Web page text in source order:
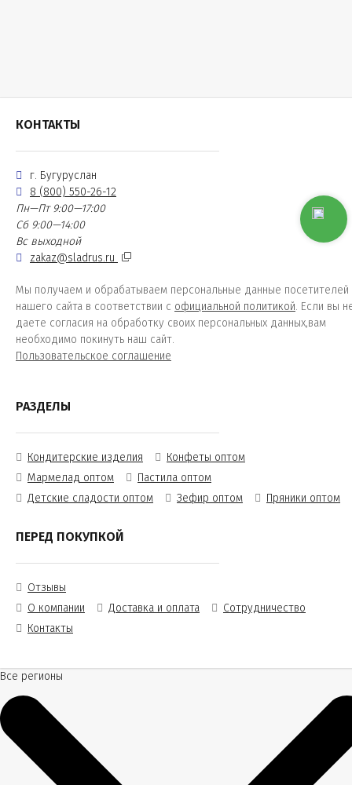
КОНТАКТЫ
г. Бугуруслан
8 (800) 550-26-12
Пн—Пт 9:00—17:00
Сб 9:00—14:00
Вс выходной
zakaz@sladrus.ru
Мы получаем и обрабатываем персональные данные посетителей
нашего сайта в соответствии с официальной политикой. Если вы
даете согласия на обработку своих персональных данных,вам
необходимо покинуть наш сайт.
Пользовательское соглашение
РАЗДЕЛЫ
Кондитерские изделия
Конфеты оптом
Мармелад оптом
Пастила оптом
Детские сладости оптом
Зефир оптом Пряники оптом
ПЕРЕД ПОКУПКОЙ
Отзывы
О компании
Доставка и оплата
Сотрудничество
Контакты
Все регионы